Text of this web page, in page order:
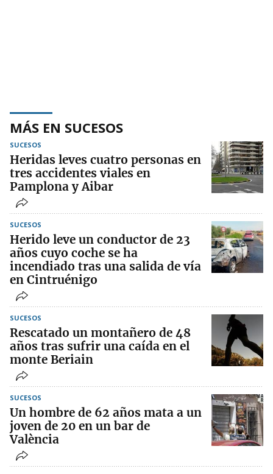
MÁS EN SUCESOS
SUCESOS
Heridas leves cuatro personas en
tres accidentes viales en
Pamplona y Aibar
SUCESOS
Herido leve un conductor de 23
años cuyo coche se ha
incendiado tras una salida de vía
en Cintruénigo
SUCESOS
Rescatado un montañero de 48
años tras sufrir una caída en el
monte Beriain
SUCESOS
Un hombre de 62 años mata a un
joven de 20 en un bar de
València